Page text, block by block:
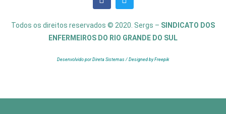
Todos os direitos reservados © 2020. Sergs – SINDICATO DOS
ENFERMEIROS DO RIO GRANDE DO SUL
Desenvolvido por Direta Sistemas / Designed by Freepik